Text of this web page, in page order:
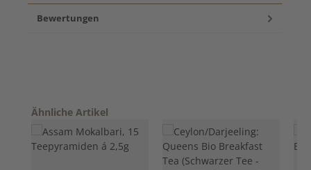
Bewertungen
Produktgalerie überspringen
Ähnliche Artikel